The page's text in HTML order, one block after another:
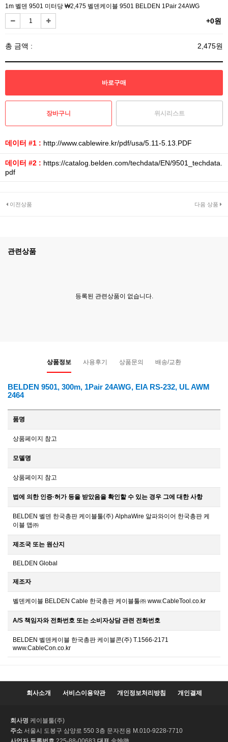
1m 벨덴 9501 미터당 ₩2,475 벨덴케이블 9501 BELDEN 1Pair 24AWG
+0원
총 금액 : 2,475원
위시리스트
데이터 #1 : http://www.cablewire.kr/pdf/usa/5.11-5.13.PDF
데이터 #2 : https://catalog.belden.com/techdata/EN/9501_techdata.
pdf
이전상품 다음 상품
관련상품
등록된 관련상품이 없습니다.
상품정보 사용후기 상품문의 배송/교환
BELDEN 9501, 300m, 1Pair 24AWG, EIA RS-232, UL AWM
2464
품명
상품페이지 참고
모델명
상품페이지 참고
법에 의한 인증·허가 등을 받았음을 확인할 수 있는 경우 그에 대한 사항
BELDEN 벨덴 한국총판 케이블툴(주) AlphaWire 알파와이어 한국총판 케
이블 맵㈜
제조국 또는 원산지
BELDEN Global
제조자
벨덴케이블 BELDEN Cable 한국총판 케이블툴㈜ www.CableTool.co.kr
A/S 책임자와 전화번호 또는 소비자상담 관련 전화번호
BELDEN 벨덴케이블 한국총판 케이블콘(주) T.1566-2171
www.CableCon.co.kr
회사소개 서비스이용약관 개인정보처리방침 개인결제
회사명 케이블툴(주)
주소 서울시 도봉구 삼양로 550 3층 문자전용 M.010-9228-7710